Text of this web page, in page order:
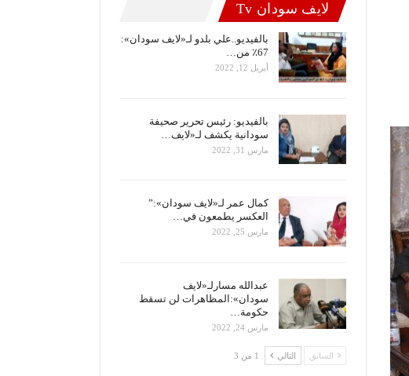
لايف سودان Tv
بالفيديو..علي بلدو لـ«لايف سودان»:
67٪ من…
أبريل 12, 2022
بالفيديو: رئيس تحرير صحيفة
سودانية يكشف لـ«لايف…
مارس 31, 2022
كمال عمر لـ«لايف سودان»:”
العكسر يطمعون في…
مارس 25, 2022
عبدالله مسارلـ«لايف
سودان»:المظاهرات لن تسقط
حكومة…
مارس 24, 2022
السابق التالي 1 من 3